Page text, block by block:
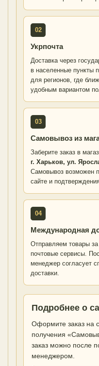
02
Укрпочта
Доставка через
в населенные пункты
для регионов, где
удобным вариантом
03
Самовывоз из
Заберите заказ в
г. Харьков, ул.
Самовывоз возможен
сайте и
04
Международная
Отправляем товары
почтовые сервисы.
менеджер согласует
доставки.
Подробнее о
Оформите заказ на
получения
заказ можно после
менеджером.